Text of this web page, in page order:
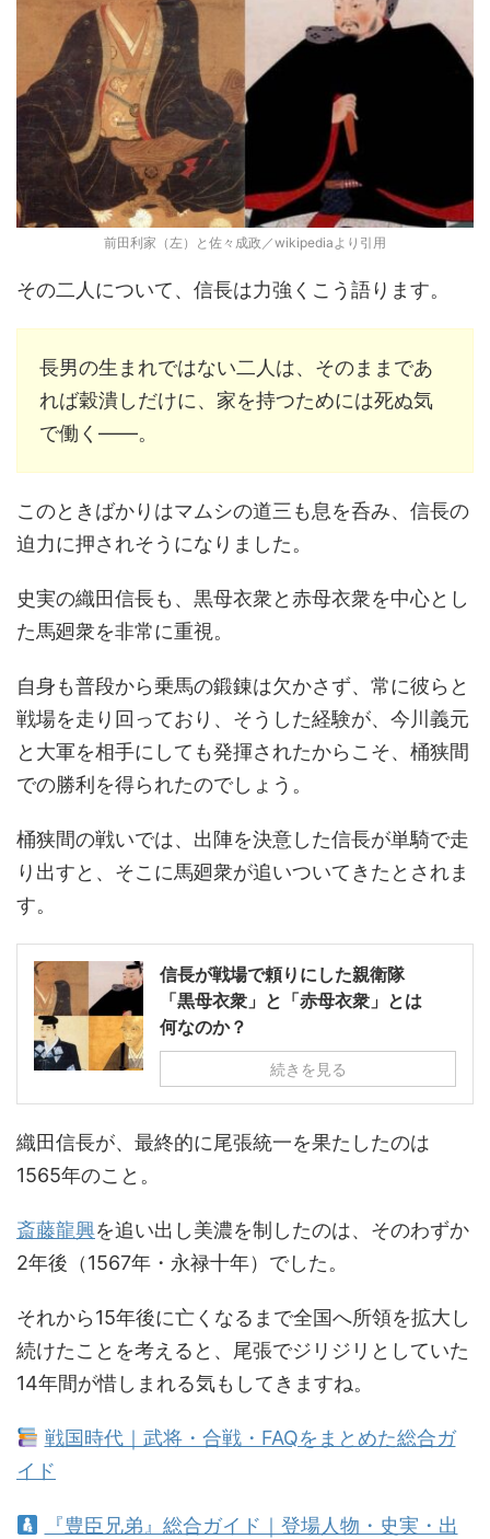
前田利家（左）と佐々成政／wikipediaより引用
その二人について、信長は力強くこう語ります。
長男の生まれではない二人は、そのままであ
れば穀潰しだけに、家を持つためには死ぬ気
で働く――。
このときばかりはマムシの道三も息を呑み、信長の
迫力に押されそうになりました。
史実の織田信長も、黒母衣衆と赤母衣衆を中心とし
た馬廻衆を非常に重視。
自身も普段から乗馬の鍛錬は欠かさず、常に彼らと
戦場を走り回っており、そうした経験が、今川義元
と大軍を相手にしても発揮されたからこそ、桶狭間
での勝利を得られたのでしょう。
桶狭間の戦いでは、出陣を決意した信長が単騎で走
り出すと、そこに馬廻衆が追いついてきたとされま
す。
信長が戦場で頼りにした親衛隊
「黒母衣衆」と「赤母衣衆」とは
何なのか？
続きを見る
織田信長が、最終的に尾張統一を果たしたのは
1565年のこと。
斎藤龍興を追い出し美濃を制したのは、そのわずか
2年後（1567年・永禄十年）でした。
それから15年後に亡くなるまで全国へ所領を拡大し
続けたことを考えると、尾張でジリジリとしていた
14年間が惜しまれる気もしてきますね。
戦国時代｜武将・合戦・FAQをまとめた総合ガ
イド
『豊臣兄弟』総合ガイド｜登場人物・史実・出